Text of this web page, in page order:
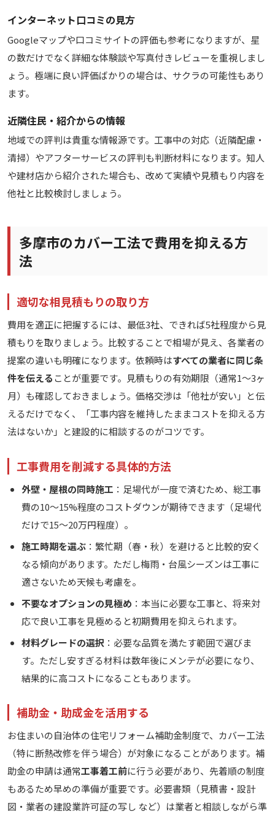
インターネット口コミの見方
Googleマップや口コミサイトの評価も参考になりますが、星
の数だけでなく詳細な体験談や写真付きレビューを重視しまし
ょう。極端に良い評価ばかりの場合は、サクラの可能性もあり
ます。
近隣住民・紹介からの情報
地域での評判は貴重な情報源です。工事中の対応（近隣配慮・
清掃）やアフターサービスの評判も判断材料になります。知人
や建材店から紹介された場合も、改めて実績や見積もり内容を
他社と比較検討しましょう。
多摩市のカバー工法で費用を抑える方
法
適切な相見積もりの取り方
費用を適正に把握するには、最低3社、できれば5社程度から見
積もりを取りましょう。比較することで相場が見え、各業者の
提案の違いも明確になります。依頼時はすべての業者に同じ条
件を伝えることが重要です。見積もりの有効期限（通常1〜3ヶ
月）も確認しておきましょう。価格交渉は「他社が安い」と伝
えるだけでなく、「工事内容を維持したままコストを抑える方
法はないか」と建設的に相談するのがコツです。
工事費用を削減する具体的方法
外壁・屋根の同時施工 ：足場代が一度で済むため、総工事
費の10〜15%程度のコストダウンが期待できます（足場代
だけで15〜20万円程度）。
施工時期を選ぶ：繁忙期（春・秋）を避けると比較的安く
なる傾向があります。ただし梅雨・台風シーズンは工事に
適さないため天候も考慮を。
不要なオプションの見極め ：本当に必要な工事と、将来対
応で良い工事を見極めると初期費用を抑えられます。
材料グレードの選択 ：必要な品質を満たす範囲で選びま
す。ただし安すぎる材料は数年後にメンテが必要になり、
結果的に高コストになることもあります。
補助金・助成金を活用する
お住まいの自治体の住宅リフォーム補助金制度で、カバー工法
（特に断熱改修を伴う場合）が対象になることがあります。補
助金の申請は通常工事着工前に行う必要があり、先着順の制度
もあるため早めの準備が重要です。必要書類（見積書・設計
図・業者の建設業許可証の写し など）は業者と相談しながら準